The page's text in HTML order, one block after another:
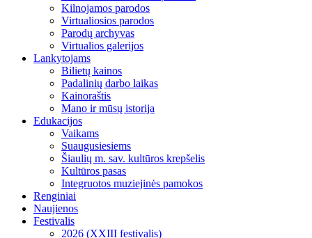
Kilnojamos parodos
Virtualiosios parodos
Parodų archyvas
Virtualios galerijos
Lankytojams
Bilietų kainos
Padalinių darbo laikas
Kainoraštis
Mano ir mūsų istorija
Edukacijos
Vaikams
Suaugusiesiems
Šiaulių m. sav. kultūros krepšelis
Kultūros pasas
Integruotos muziejinės pamokos
Renginiai
Naujienos
Festivalis
2026 (XXIII festivalis)